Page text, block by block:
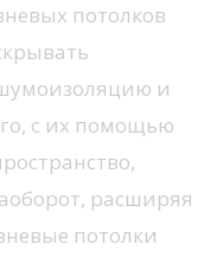
потолков
и
с их помощью
расширяя
потолки